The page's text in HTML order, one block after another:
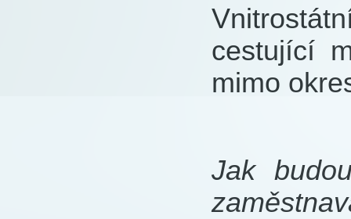
cestující
mimo
Jak